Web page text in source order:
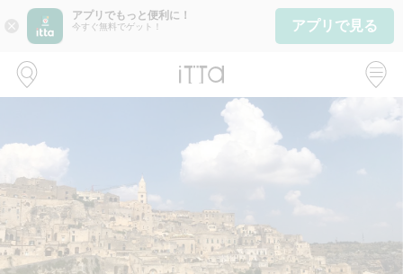
close
アプリでもっと便利に！
今すぐ無料でゲット！ アプリで見る